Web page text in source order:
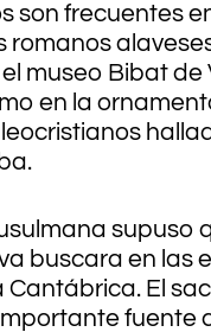
son frecuentes
romanos
museo Bibat de
en la
supuso
buscara en las
Cantábrica. El
fuente